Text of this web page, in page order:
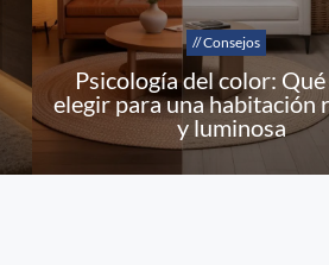
// Consejos
Psicología del color:
elegir para una habitación
y luminosa